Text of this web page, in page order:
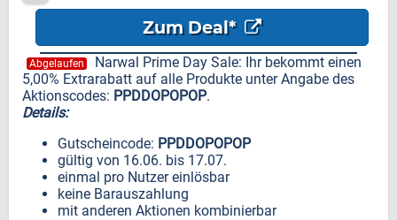
Zum Deal*
Abgelaufen
Narwal Prime Day Sale: Ihr bekommt einen
5,00% Extrarabatt auf alle Produkte unter Angabe des
Aktionscodes: PPDDOPOPOP.
Details:
Gutscheincode: PPDDOPOPOP
gültig von 16.06. bis 17.07.
einmal pro Nutzer einlösbar
keine Barauszahlung
mit anderen Aktionen kombinierbar